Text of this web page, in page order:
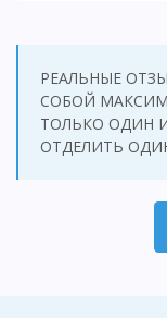
РЕАЛЬНЫЕ
СОБОЙ
ТОЛЬКО ОДИН
ОТДЕЛИТЬ